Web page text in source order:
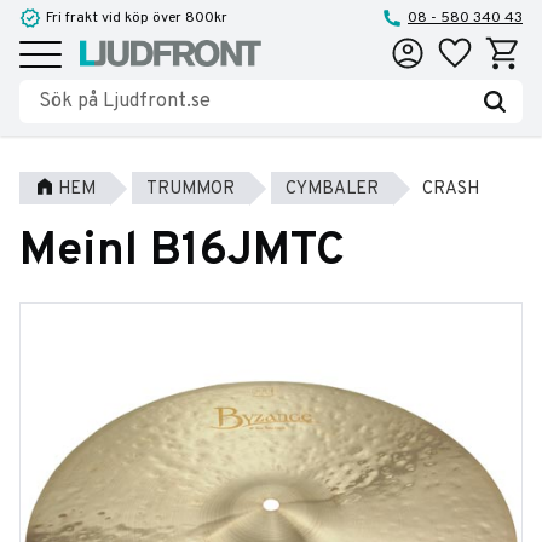
Meny
Fri frakt vid köp över 800kr 08 - 580 340 43
Favoriter
HEM TRUMMOR CYMBALER CRASH
Meinl B16JMTC